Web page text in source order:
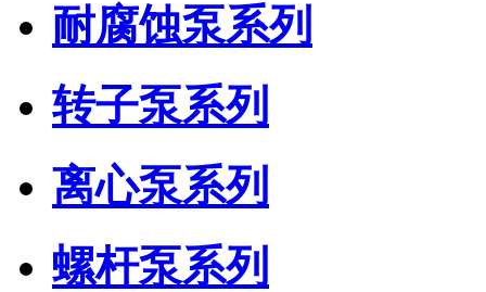
耐腐蚀泵系列
转子泵系列
离心泵系列
螺杆泵系列